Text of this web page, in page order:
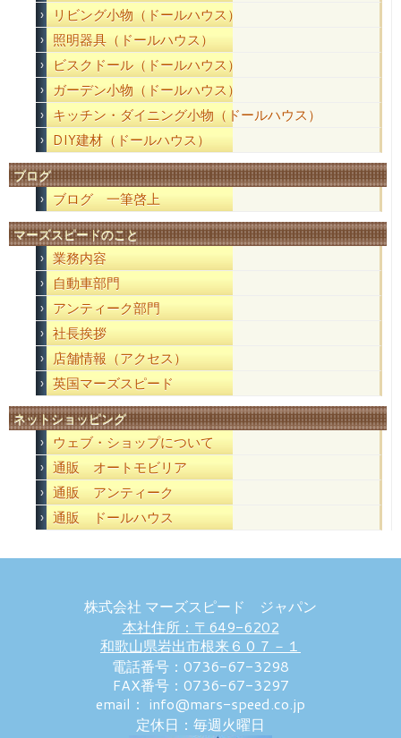
リビング小物（ドールハウス）
照明器具（ドールハウス）
ビスクドール（ドールハウス）
ガーデン小物（ドールハウス）
キッチン・ダイニング小物（ドールハウス）
DIY建材（ドールハウス）
ブログ
ブログ 一筆啓上
マーズスピードのこと
業務内容
自動車部門
アンティーク部門
社長挨拶
店舗情報（アクセス）
英国マーズスピード
ネットショッピング
ウェブ・ショップについて
通販 オートモビリア
通販 アンティーク
通販 ドールハウス
株式会社 マーズスピード ジャパン
本社住所：〒649-6202
和歌山県岩出市根来６０７－１
電話番号：0736-67-3298
FAX番号：0736-67-3297
email： info@mars-speed.co.jp
定休日：毎週火曜日